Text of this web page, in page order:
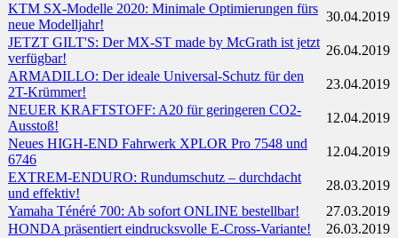
KTM SX-Modelle 2020: Minimale Optimierungen fürs
neue Modelljahr!
30.04.2019
JETZT GILT'S: Der MX-ST made by McGrath ist jetzt
verfügbar!
26.04.2019
ARMADILLO: Der ideale Universal-Schutz für den
2T-Krümmer!
23.04.2019
NEUER KRAFTSTOFF: A20 für geringeren CO2-
Ausstoß!
12.04.2019
Neues HIGH-END Fahrwerk XPLOR Pro 7548 und
6746
12.04.2019
EXTREM-ENDURO: Rundumschutz – durchdacht
und effektiv!
28.03.2019
Yamaha Ténéré 700: Ab sofort ONLINE bestellbar!
27.03.2019
HONDA präsentiert eindrucksvolle E-Cross-Variante!
26.03.2019